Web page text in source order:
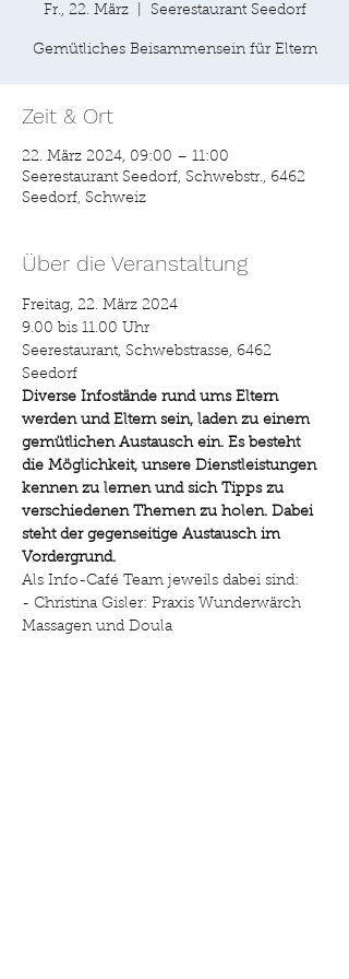
Fr., 22. März
  |
Seerestaurant Seedorf
Gemütliches Beisammensein für Eltern
Zeit & Ort
22. März 2024, 09:00 – 11:00
Seerestaurant Seedorf, Schwebstr., 6462
Seedorf, Schweiz
Über die Veranstaltung
Freitag, 22. März 2024
9.00 bis 11.00 Uhr
Seerestaurant, Schwebstrasse, 6462
Seedorf
Diverse Infostände rund ums Eltern
werden und Eltern sein, laden zu einem
gemütlichen Austausch ein. Es besteht
die Möglichkeit, unsere Dienstleistungen
kennen zu lernen und sich Tipps zu
verschiedenen Themen zu holen. Dabei
steht der gegenseitige Austausch im
Vordergrund.
Als Info-Café Team jeweils dabei sind:
- Christina Gisler: Praxis Wunderwärch
Massagen und Doula